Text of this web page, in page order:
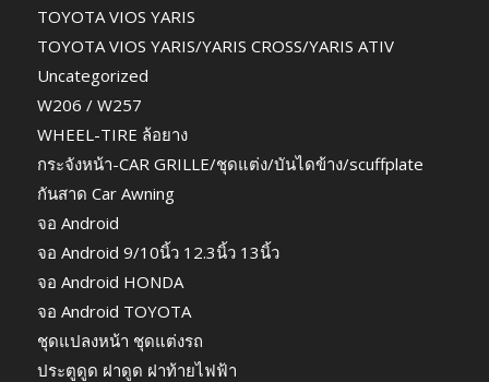
TOYOTA VIOS YARIS
TOYOTA VIOS YARIS/YARIS CROSS/YARIS ATIV
Uncategorized
W206 / W257
WHEEL-TIRE ล้อยาง
กระจังหน้า-CAR GRILLE/ชุดแต่ง/บันไดข้าง/scuffplate
กันสาด Car Awning
จอ Android
จอ Android 9/10นิ้ว 12.3นิ้ว 13นิ้ว
จอ Android HONDA
จอ Android TOYOTA
ชุดแปลงหน้า ชุดแต่งรถ
ประตูดูด ฝาดูด ฝาท้ายไฟฟ้า